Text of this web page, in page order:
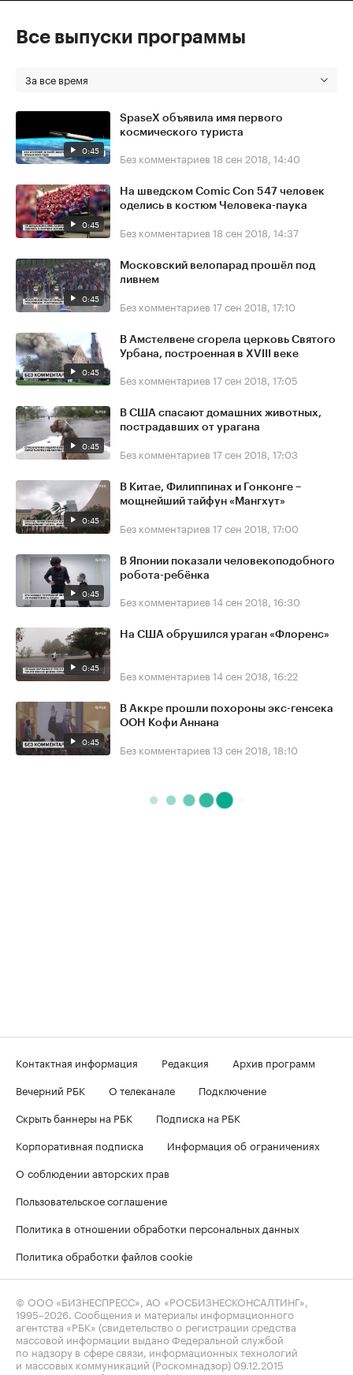
Все выпуски программы
За все время
0:45
SpaseX объявила имя первого
космического туриста
Без комментариев 18 сен 2018, 14:40
0:45
На шведском Comic Con 547 человек
оделись в костюм Человека-паука
Без комментариев 18 сен 2018, 14:37
0:45
Московский велопарад прошёл под
ливнем
Без комментариев 17 сен 2018, 17:10
0:45
В Амстелвене сгорела церковь Святого
Урбана, построенная в XVIII веке
Без комментариев 17 сен 2018, 17:05
0:45
В США спасают домашних животных,
пострадавших от урагана
Без комментариев 17 сен 2018, 17:03
0:45
В Китае, Филиппинах и Гонконге –
мощнейший тайфун «Мангхут»
Без комментариев 17 сен 2018, 17:00
0:45
В Японии показали человекоподобного
робота-ребёнка
Без комментариев 14 сен 2018, 16:30
0:45
На США обрушился ураган «Флоренс»
Без комментариев 14 сен 2018, 16:22
0:45
В Аккре прошли похороны экс-генсека
ООН Кофи Аннана
Без комментариев 13 сен 2018, 18:10
Контактная информация Редакция
Архив программ
Вечерний РБК
О телеканале
Подключение
Скрыть баннеры на РБК
Подписка на РБК
Корпоративная подписка
Информация об ограничениях
О соблюдении авторских прав
Пользовательское соглашение
Политика в отношении обработки персональных данных
Политика обработки файлов cookie
© ООО «БИЗНЕСПРЕСС», АО «РОСБИЗНЕСКОНСАЛТИНГ»,
1995–2026 . Сообщения и материалы информационного
агентства «РБК» (свидетельство о регистрации средства
массовой информации выдано Федеральной службой
по надзору в сфере связи, информационных технологий
и массовых коммуникаций (Роскомнадзор) 09.12.2015